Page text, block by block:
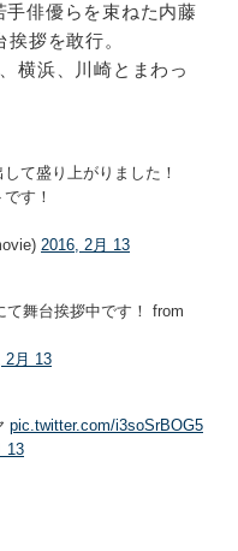
手俳優らを束ねた内藤
拶を敢行。
横浜、川崎とまわっ
て盛り上がりました！
す！
2016, 2月 13
舞台挨拶中です！ from
2月 13
pic.twitter.com/i3soSrBOG5
13